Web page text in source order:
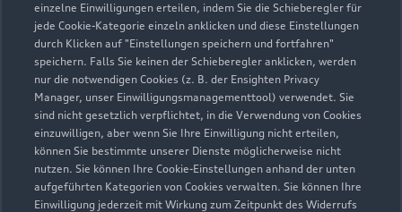
einzelne Einwilligungen erteilen, indem Sie die Schieberegler für
jede Cookie-Kategorie einzeln anklicken und diese Einstellungen
durch Klicken auf "Einstellungen speichern und fortfahren"
speichern. Falls Sie keinen der Schieberegler anklicken, werden
nur die notwendigen Cookies (z. B. der Ensighten Privacy
Manager, unser Einwilligungsmanagementtool) verwendet. Sie
sind nicht gesetzlich verpflichtet, in die Verwendung von Cookies
einzuwilligen, aber wenn Sie Ihre Einwilligung nicht erteilen,
können Sie bestimmte unserer Dienste möglicherweise nicht
nutzen. Sie können Ihre Cookie-Einstellungen anhand der unten
aufgeführten Kategorien von Cookies verwalten. Sie können Ihre
Einwilligung jederzeit mit Wirkung zum Zeitpunkt des Widerrufs
Zur Inspektion